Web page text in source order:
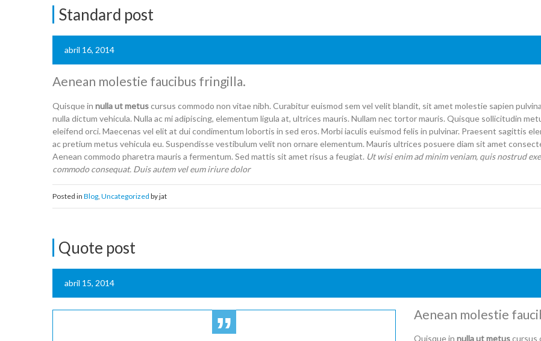
Standard post
abril 16, 2014
Aenean molestie faucibus fringilla.
Quisque in nulla ut metuscursus commodo non vitae nibh. Curabitur euismod sem vel velit blandit, sit amet molestie sapien
nulla dictum vehicula. Nulla ac mi adipiscing, elementum ligula at, ultrices mauris. Nullam nec tortor mauris. Quisque sollicitudin
eleifend orci. Maecenas vel elit at dui condimentum lobortis in sed eros. Morbi iaculis euismod felis in pulvinar. Praesent sagittis
ac pretium metus vehicula eu. Suspendisse vestibulum velit non ornare elementum. Mauris ultrices posuere diam sit amet
Aenean commodo pharetra mauris a fermentum. Sed mattis sit amet risus a feugiat. Ut wisi enim ad minim veniam, quis nostrud
commodo consequat. Duis autem vel eum iriure dolor
Posted in Blog Uncategorized by jat
Quote post
abril 15, 2014
Aenean molestie
Quisque in nulla ut metuscursus